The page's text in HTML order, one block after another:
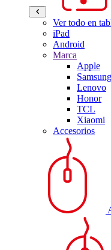
Ver todo en
iPad
Android
Marca
Apple
Samsung
Lenovo
Honor
TCL
Xiaomi
Accesorios